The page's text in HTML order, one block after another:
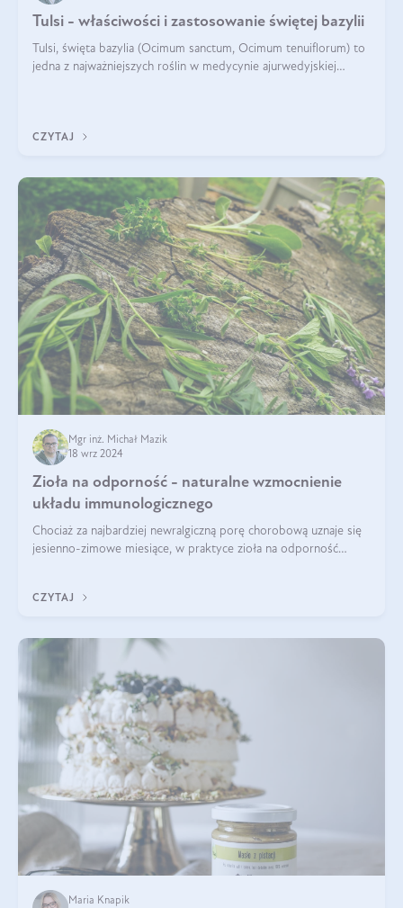
Tulsi - właściwości i zastosowanie świętej bazylii
Tulsi, święta bazylia (Ocimum sanctum, Ocimum tenuiflorum) to
jedna z najważniejszych roślin w medycynie ajurwedyjskiej
CZYTAJ
Mgr inż. Michał Mazik
18 wrz 2024
Zioła na odporność - naturalne wzmocnienie
układu immunologicznego
Chociaż za najbardziej newralgiczną porę chorobową uznaje się
jesienno-zimowe miesiące, w praktyce zioła na odporność
CZYTAJ
Maria Knapik